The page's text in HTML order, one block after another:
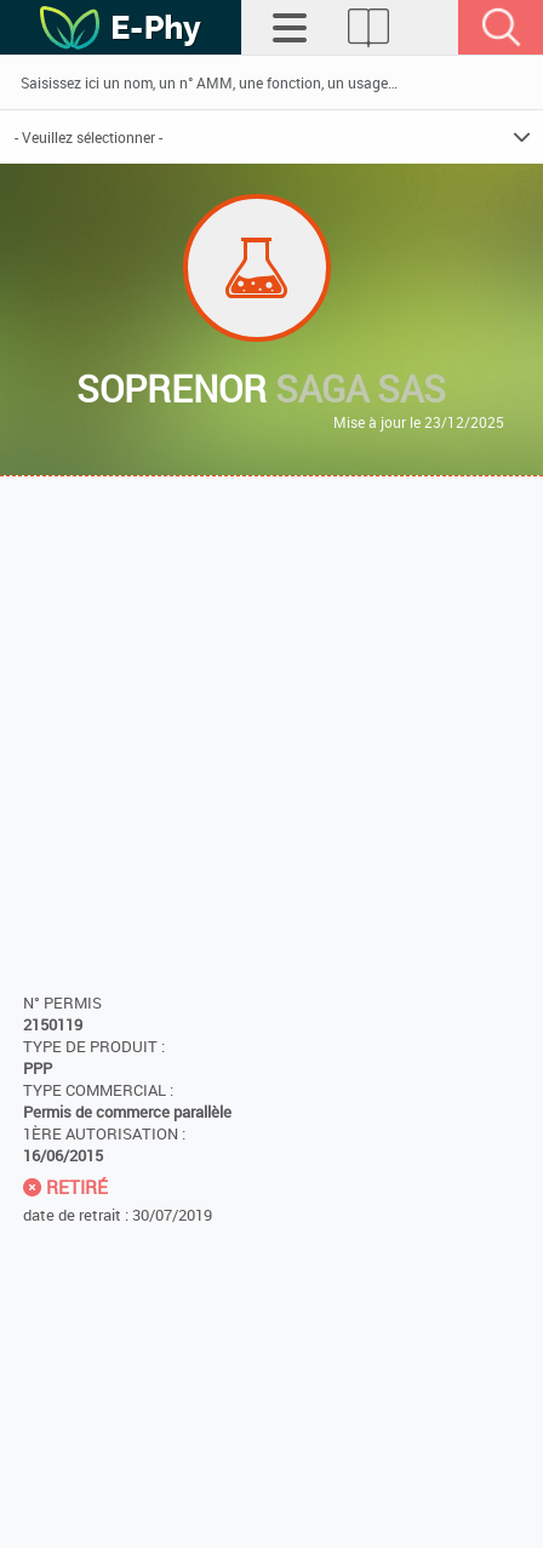
SOPRENORSAGA SAS
Mise à jour le 23/12/2025
N° PERMIS
2150119
TYPE DE PRODUIT :
PPP
TYPE COMMERCIAL :
Permis de commerce parallèle
1ÈRE AUTORISATION :
16/06/2015
RETIRÉ
date de retrait : 30/07/2019